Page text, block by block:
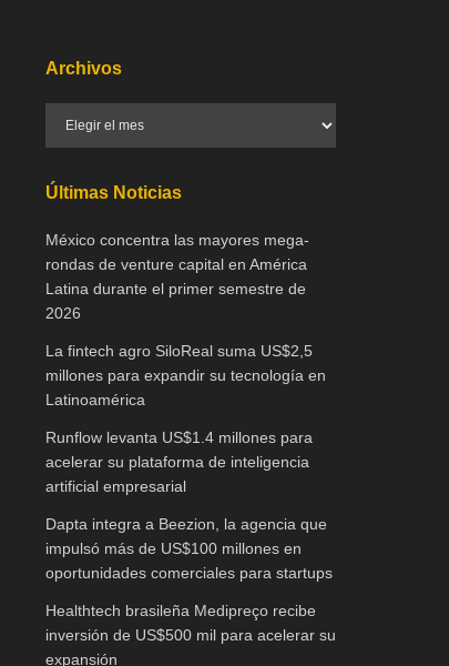
Archivos
Últimas Noticias
México concentra las mayores mega-
rondas de venture capital en América
Latina durante el primer semestre de
2026
La fintech agro SiloReal suma US$2,5
millones para expandir su tecnología en
Latinoamérica
Runflow levanta US$1.4 millones para
acelerar su plataforma de inteligencia
artificial empresarial
Dapta integra a Beezion, la agencia que
impulsó más de US$100 millones en
oportunidades comerciales para startups
Healthtech brasileña Medipreço recibe
inversión de US$500 mil para acelerar su
expansión